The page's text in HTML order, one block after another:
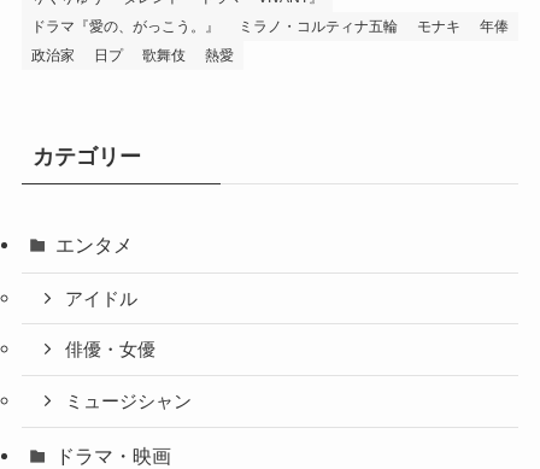
ドラマ『愛の、がっこう。』
ミラノ・コルティナ五輪 モナキ
年俸
政治家
日プ 歌舞伎 熱愛
カテゴリー
エンタメ
アイドル
俳優・女優
ミュージシャン
ドラマ・映画